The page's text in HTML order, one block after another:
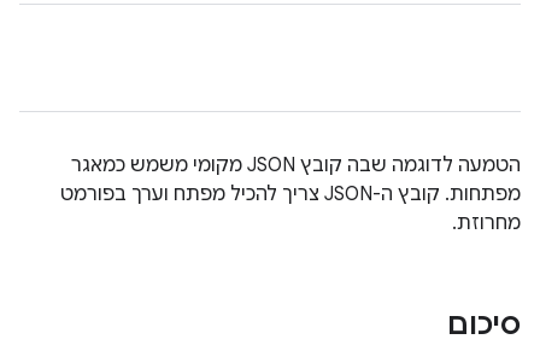
הטמעה לדוגמה שבה קובץ JSON מקומי משמש כמאגר
מפתחות. קובץ ה-JSON צריך להכיל מפתח וערך בפורמט
מחרוזת.
סיכום